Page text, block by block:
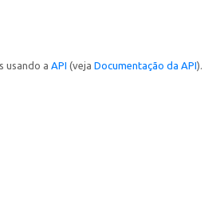
usando a API (veja Documentação da API).